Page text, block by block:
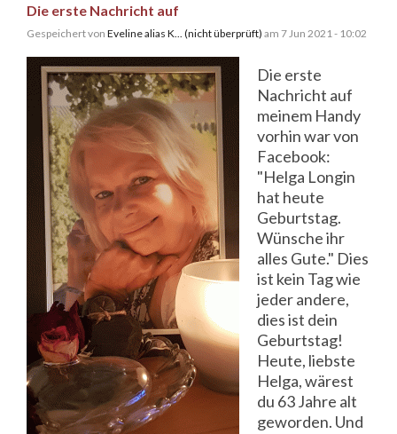
Die erste Nachricht auf
Gespeichert von Eveline alias K... (nicht überprüft) am 7 Jun 2021 - 10:02
Die erste
Nachricht auf
meinem Handy
vorhin war von
Facebook:
"Helga Longin
hat heute
Geburtstag.
Wünsche ihr
alles Gute." Dies
ist kein Tag wie
jeder andere,
dies ist dein
Geburtstag!
Heute, liebste
Helga, wärest
du 63 Jahre alt
geworden. Und